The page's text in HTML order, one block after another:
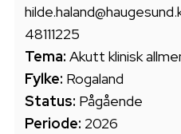
48111225
Tema: Akutt klinisk
Fylke: Rogaland
Status: Pågående
Periode: 2026